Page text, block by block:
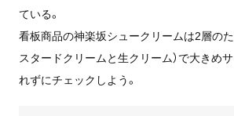
ている。
看板商品の神楽坂シュークリームは2層のた
スタードクリームと生クリーム）で大きめ
れずにチェックしよう。